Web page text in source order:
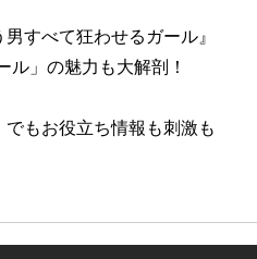
すべて狂わせるガール』
」の魅力も大解剖！
もお役立ち情報も刺激も